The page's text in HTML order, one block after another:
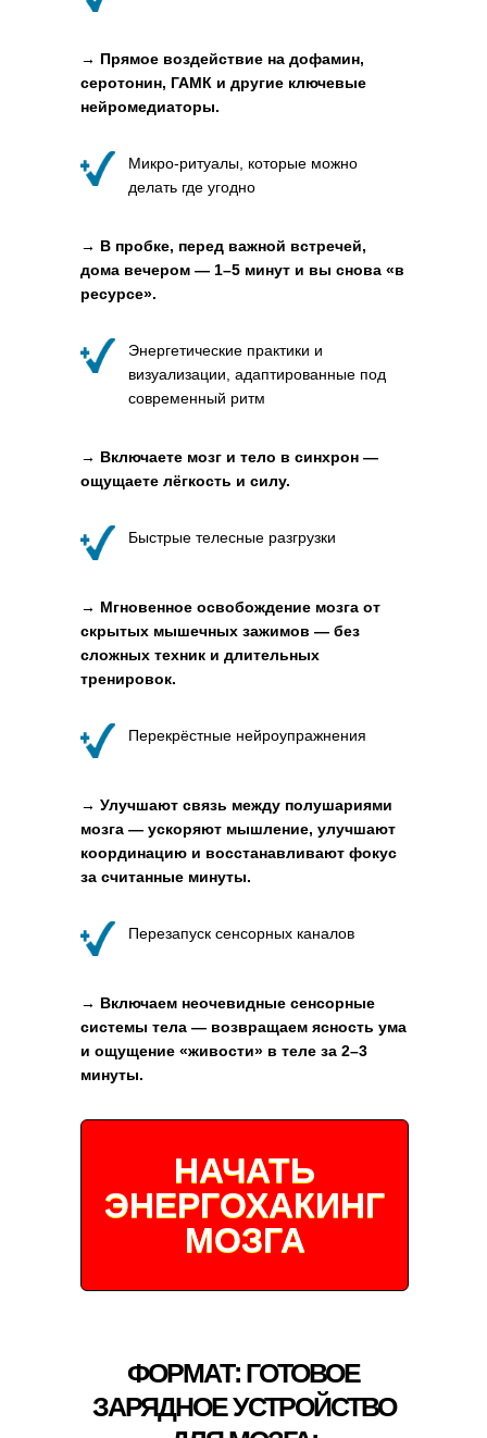
→ Прямое воздействие на дофамин,
серотонин, ГАМК и другие ключевые
нейромедиаторы.
Микро-ритуалы, которые можно
делать где угодно
→ В пробке, перед важной встречей,
дома вечером — 1–5 минут и вы снова «в
ресурсе».
Энергетические практики и
визуализации, адаптированные под
современный ритм
→ Включаете мозг и тело в синхрон —
ощущаете лёгкость и силу.
Быстрые телесные разгрузки
→ Мгновенное освобождение мозга от
скрытых мышечных зажимов — без
сложных техник и длительных
тренировок.
Перекрёстные нейроупражнения
→ Улучшают связь между полушариями
мозга — ускоряют мышление, улучшают
координацию и восстанавливают фокус
за считанные минуты.
Перезапуск сенсорных каналов
→ Включаем неочевидные сенсорные
системы тела — возвращаем ясность ума
и ощущение «живости» в теле за 2–3
минуты.
НАЧАТЬ
ЭНЕРГОХАКИНГ
МОЗГА
ФОРМАТ: ГОТОВОЕ
ЗАРЯДНОЕ УСТРОЙСТВО